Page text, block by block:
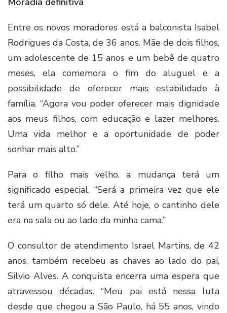
Entre os novos moradores está a balconista Isabel
Rodrigues da Costa, de 36 anos. Mãe de dois filhos,
um adolescente de 15 anos e um bebê de quatro
meses, ela comemora o fim do aluguel e a
possibilidade de oferecer mais estabilidade à
família. “Agora vou poder oferecer mais dignidade
aos meus filhos, com educação e lazer melhores.
Uma vida melhor e a oportunidade de poder
sonhar mais alto.”
Para o filho mais velho, a mudança terá um
significado especial. “Será a primeira vez que ele
terá um quarto só dele. Até hoje, o cantinho dele
era na sala ou ao lado da minha cama.”
O consultor de atendimento Israel Martins, de 42
anos, também recebeu as chaves ao lado do pai,
Silvio Alves. A conquista encerra uma espera que
atravessou décadas. “Meu pai está nessa luta
desde que chegou a São Paulo, há 55 anos, vindo